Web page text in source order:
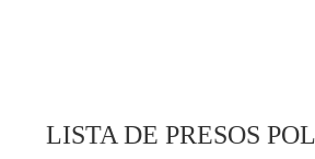
LISTA DE PRESOS